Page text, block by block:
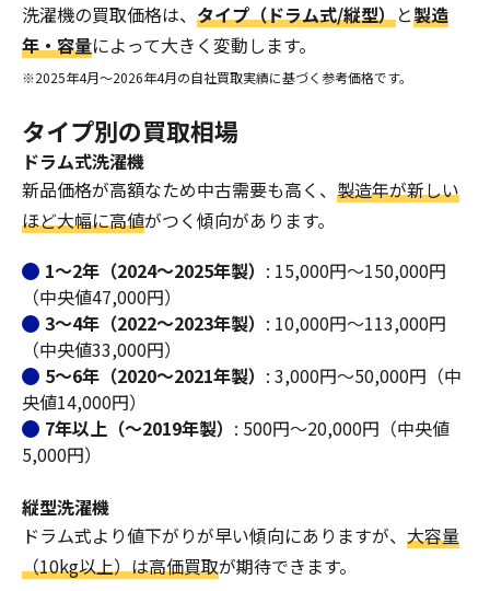
洗濯機の買取価格は、 タイプ（ドラム式/縦型）と製造
年・容量によって大きく変動します。
※2025年4月〜2026年4月の自社買取実績に基づく参考価格です。
タイプ別の買取相場
ドラム式洗濯機
新品価格が高額なため中古需要も高く、 製造年が新しい
ほど大幅に高値がつく傾向があります。
1〜2年（2024〜2025年製） : 15,000円〜150,000円
（中央値47,000円）
3〜4年（2022〜2023年製） : 10,000円〜113,000円
（中央値33,000円）
5〜6年（2020〜2021年製） : 3,000円〜50,000円（中
央値14,000円）
7年以上（〜2019年製） : 500円〜20,000円（中央値
5,000円）
縦型洗濯機
ドラム式より値下がりが早い傾向にありますが、 大容量
（10kg以上）は高価買取が期待できます。